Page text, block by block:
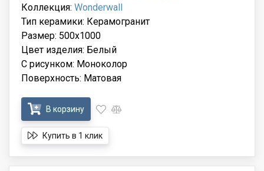
Коллекция: Wonderwall
Тип керамики: Керамогранит
Размер: 500x1000
Цвет изделия: Белый
С рисунком: Моноколор
Поверхность: Матовая
В корзину
Купить в 1 клик